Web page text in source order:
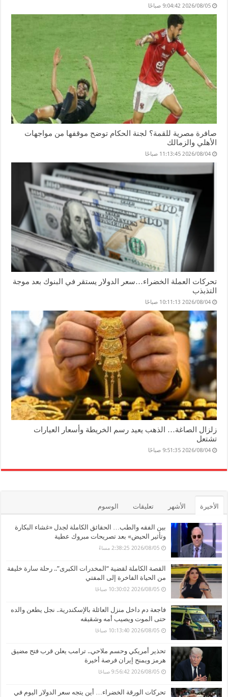
2026/08/05 9:04:42 صباحًا
صافرة مصرية للقمة؟ لجنة الحكام توضح موقفها من مواجهات
الأهلي والزمالك
2026/08/04 11:13:45 صباحًا
تحركات العملة الخضراء…سعر الدولار يستقر في البنوك بعد موجة
التذبذب
2026/08/04 10:11:13 صباحًا
زلزال الصاغة… الذهب يعيد رسم الخريطة وأسعار العيارات
تشتعل
2026/08/04 9:51:35 صباحًا
الأخيرة الأشهر تعليقات الوسوم
بين الفقه والطب… الحقائق الكاملة لجدل «غشاء البكارة
وتأثير الحيض» بعد تصريحات مبروك عطية
2026/08/05 2:38:25 مساءً
القصة الكاملة لقضية “المخدرات الكبرى”.. رحلة سارة خليفة
من الحياة الفاخرة إلى المفتي
2026/08/05 10:30:02 صباحًا
فاجعة دم داخل منزل العائلة بالإسكندرية.. نجل يطعن والده
حتى الموت ويصيب أمه وشقيقه
2026/08/05 10:13:40 صباحًا
تحذير أمريكي وحسم ملاحي.. ترامب يعلن قرب فتح مضيق
هرمز ويمنح إيران فرصة أخيرة
2026/08/05 9:56:42 صباحًا
تحركات الورقة الخضراء… أين يتجه سعر الدولار اليوم في